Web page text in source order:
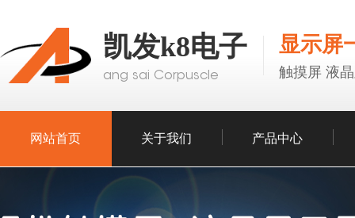
凯发k8电子
ang sai Corpuscle
显示屏
触摸屏 液
网站首页 关于我们 产品中心